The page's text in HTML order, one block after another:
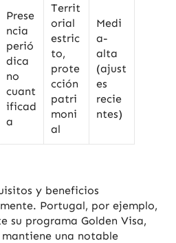
Prese
ncia
perió
dica
no
cuant
ificad
a
Territ
orial
estric
to,
prote
cción
patri
moni
al
Medi
a-
alta
(ajust
es
recie
ntes)
y beneficios
Portugal, por ejemplo,
su programa Golden Visa,
una notable